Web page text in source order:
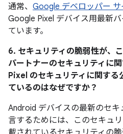
通常、 Google デベロッパー サ
Google Pixel デバイス用最新
ています。
6. セキュリティの脆弱性が、
パートナーのセキュリティに
Pixel のセキュリティに関する
ているのはなぜですか？
Android デバイスの最新のセ
言するためには、このセキュ